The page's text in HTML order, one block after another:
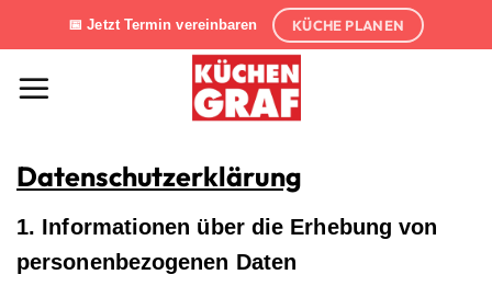
Inhalt
springen
📅 Jetzt Termin vereinbaren KÜCHE PLANEN
Datenschutzerklärung
1. Informationen über die Erhebung von
personenbezogenen Daten